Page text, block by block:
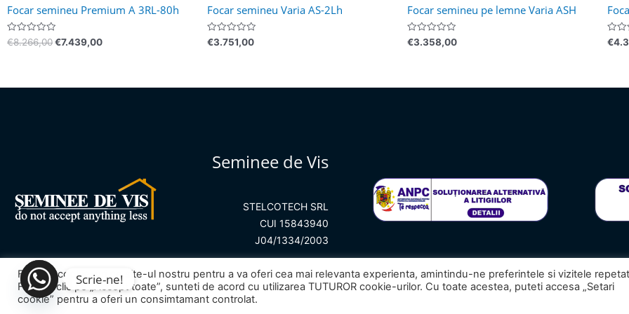
Focar semineu Premium A 3RL-80h
Evaluat
la
€8.266,00€7.439,00
Focar semineu Varia AS-2Lh
Evaluat
la
€3.751,00
Focar semineu pe lemne Varia ASH
Evaluat
la
€3.358,00
la
€
Seminee de Vis
STELCOTECH SRL
CUI 15843940
J04/1334/2003
© 2023Seminee de Vis– All rights reserved.
Folosim cookie-uri pe site-ul nostru pentru a va oferi cea mai relevanta experienta, amintindu-ne preferintele si vizitele
Facand clic pe „Accept toate”, sunteti de acord cu utilizarea TUTUROR cookie-urilor. Cu toate acestea, puteti accesa „Setari
cookie” pentru a oferi un consimtamant controlat.
Scrie-ne!